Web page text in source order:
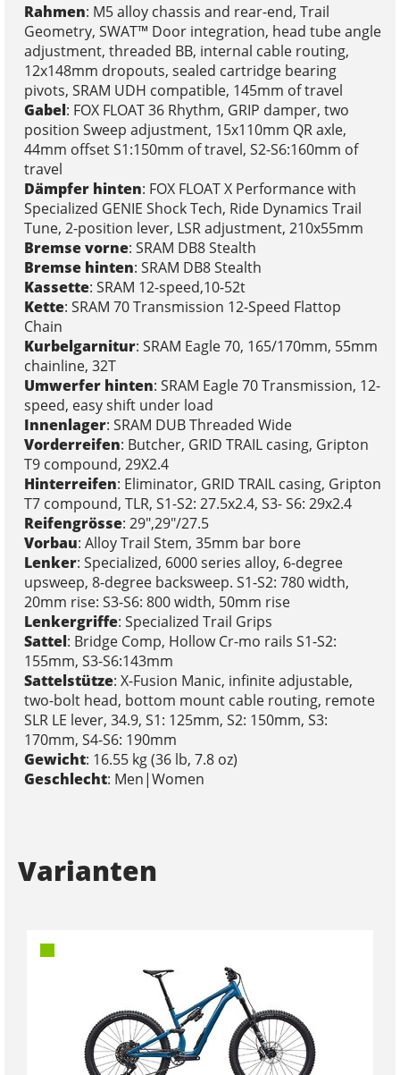
Rahmen: M5 alloy chassis and rear-end, Trail
Geometry, SWAT™ Door integration, head tube angle
adjustment, threaded BB, internal cable routing,
12x148mm dropouts, sealed cartridge bearing
pivots, SRAM UDH compatible, 145mm of travel
Gabel: FOX FLOAT 36 Rhythm, GRIP damper, two
position Sweep adjustment, 15x110mm QR axle,
44mm offset S1:150mm of travel, S2-S6:160mm of
travel
Dämpfer hinten: FOX FLOAT X Performance with
Specialized GENIE Shock Tech, Ride Dynamics Trail
Tune, 2-position lever, LSR adjustment, 210x55mm
Bremse vorne: SRAM DB8 Stealth
Bremse hinten: SRAM DB8 Stealth
Kassette: SRAM 12-speed,10-52t
Kette: SRAM 70 Transmission 12-Speed Flattop
Chain
Kurbelgarnitur: SRAM Eagle 70, 165/170mm, 55mm
chainline, 32T
Umwerfer hinten: SRAM Eagle 70 Transmission, 12-
speed, easy shift under load
Innenlager: SRAM DUB Threaded Wide
Vorderreifen: Butcher, GRID TRAIL casing, Gripton
T9 compound, 29X2.4
Hinterreifen: Eliminator, GRID TRAIL casing, Gripton
T7 compound, TLR, S1-S2: 27.5x2.4, S3- S6: 29x2.4
Reifengrösse: 29",29"/27.5
Vorbau: Alloy Trail Stem, 35mm bar bore
Lenker: Specialized, 6000 series alloy, 6-degree
upsweep, 8-degree backsweep. S1-S2: 780 width,
20mm rise: S3-S6: 800 width, 50mm rise
Lenkergriffe: Specialized Trail Grips
Sattel: Bridge Comp, Hollow Cr-mo rails S1-S2:
155mm, S3-S6:143mm
Sattelstütze: X-Fusion Manic, infinite adjustable,
two-bolt head, bottom mount cable routing, remote
SLR LE lever, 34.9, S1: 125mm, S2: 150mm, S3:
170mm, S4-S6: 190mm
Gewicht: 16.55 kg (36 lb, 7.8 oz)
Geschlecht: Men|Women
Varianten